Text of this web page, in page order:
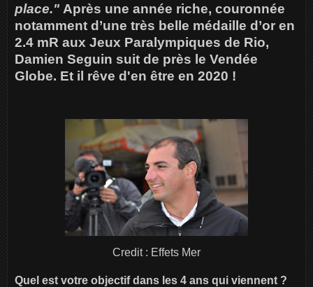
place." Après une année riche, couronnée
notamment d’une très belle médaille d’or en
2.4 mR aux Jeux Paralympiques de Rio,
Damien Seguin suit de près le Vendée
Globe. Et il rêve d'en être en 2020 !
Credit : Effets Mer
Quel est votre objectif dans les 4 ans qui viennent ?